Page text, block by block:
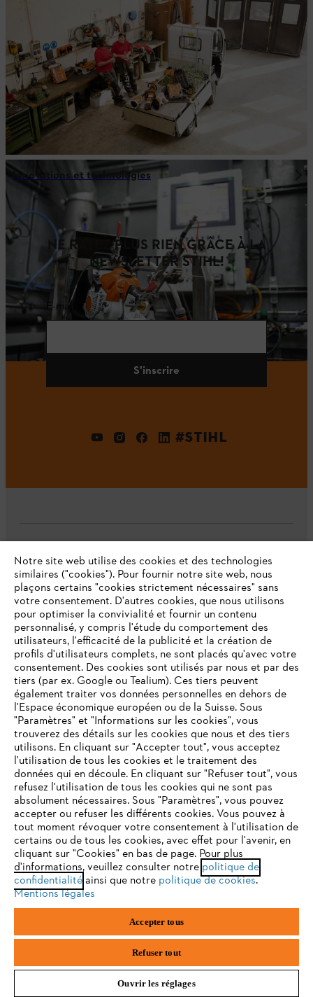
Innovations et technologies
NE RATEZ PLUS RIEN GRÂCE À LA
NEWSLETTER STIHL!
E-mail
S'inscrire
#STIHL
L'Entreprise
Questions fréquentes
Service
Politique de protection des données
Mentions légales Cookies
Informations juridiques
STIHL VERTRIEBS AG, 8617 Mönchaltorf
VOTRE NAVIGATEUR INTERNET
N'EST PLUS PRIS EN CHARGE
Vous utilisez un navigateur Internet que nous ne prenons plus
en charge, et certaines fonctionnalités de notre site ne
peuvent fonctionner correctement. Pour une utilisation
optimale de notre site, nous vous recommandons de passer à
l'un des navigateurs suivants :
firefox chrome
Notre site web utilise des cookies et des technologies
similaires ("cookies"). Pour fournir notre site web, nous
plaçons certains "cookies strictement nécessaires" sans
votre consentement. D'autres cookies, que nous utilisons
pour optimiser la convivialité et fournir un contenu
personnalisé, y compris l'étude du comportement des
utilisateurs, l'efficacité de la publicité et la création de
profils d'utilisateurs complets, ne sont placés qu'avec votre
consentement. Des cookies sont utilisés par nous et par des
tiers (par ex. Google ou Tealium). Ces tiers peuvent
également traiter vos données personnelles en dehors de
l'Espace économique européen ou de la Suisse. Sous
"Paramètres" et "Informations sur les cookies", vous
trouverez des détails sur les cookies que nous et des tiers
utilisons. En cliquant sur "Accepter tout", vous acceptez
l'utilisation de tous les cookies et le traitement des
données qui en découle. En cliquant sur "Refuser tout", vous
refusez l'utilisation de tous les cookies qui ne sont pas
absolument nécessaires. Sous "Paramètres", vous pouvez
accepter ou refuser les différents cookies. Vous pouvez à
tout moment révoquer votre consentement à l'utilisation de
certains ou de tous les cookies, avec effet pour l'avenir, en
cliquant sur "Cookies" en bas de page. Pour plus
d'informations, veuillez consulter notre politique de
confidentialitéainsi que notre politique de cookies.
Mentions légales
Accepter tous
Refuser tout
Ouvrir les réglages